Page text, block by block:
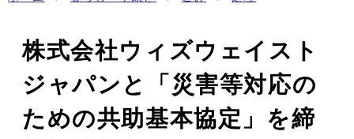
株式会社ウィズウェイスト
ジャパンと「災害等対応の
ための共助基本協定」を締